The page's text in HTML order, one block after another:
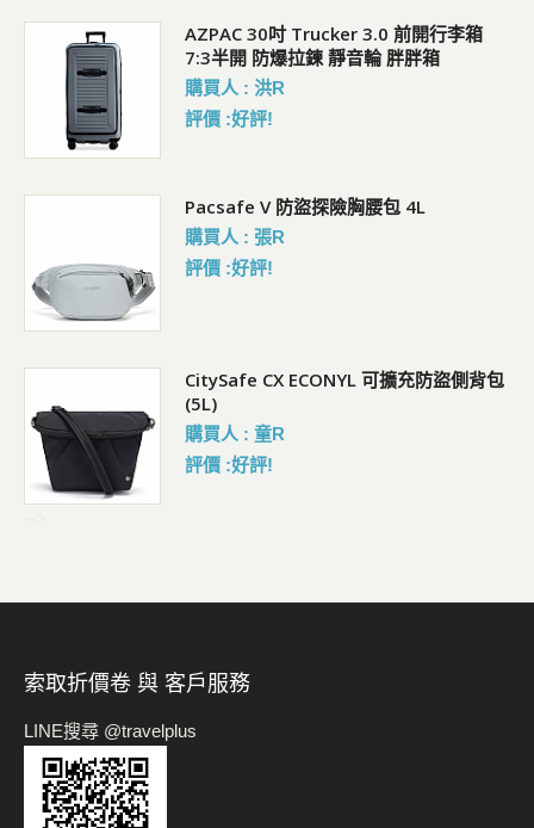
AZPAC 30吋 Trucker 3.0 前開行李箱
7:3半開 防爆拉鍊 靜音輪 胖胖箱
購買人 : 洪R
評價 :好評!
Pacsafe V 防盜探險胸腰包 4L
購買人 : 張R
評價 :好評!
CitySafe CX ECONYL 可擴充防盜側背包
(5L)
購買人 : 童R
評價 :好評!
索取折價卷 與 客戶服務
LINE搜尋 @travelplus